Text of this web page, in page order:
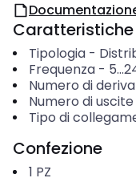
Tipologia-
Frequenza-
Numero di
Numero di uscite
Tipo di
Confezione
1 PZ